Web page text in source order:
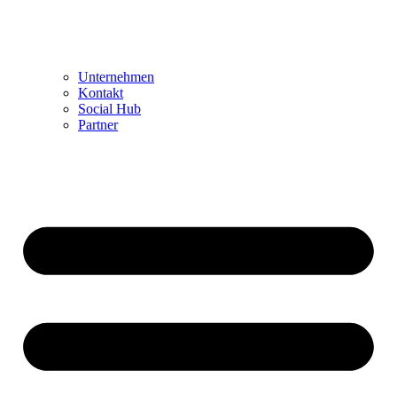
Unternehmen
Kontakt
Social Hub
Partner